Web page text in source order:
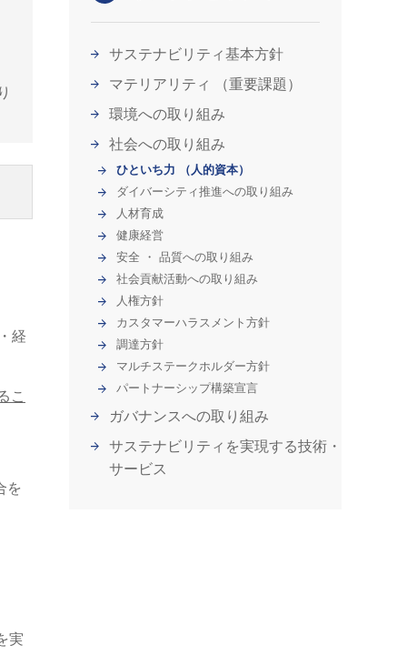
経
こ
を
実
サステナビリティ基本方針
マテリアリティ （重要課題）
環境への取り組み
社会への取り組み
ひといち力 （人的資本）
ダイバーシティ推進への取り組み
人材育成
健康経営
安全 ・ 品質への取り組み
社会貢献活動への取り組み
人権方針
カスタマーハラスメント方針
調達方針
マルチステークホルダー方針
パートナーシップ構築宣言
ガバナンスへの取り組み
サステナビリティを実現する技術・
サービス